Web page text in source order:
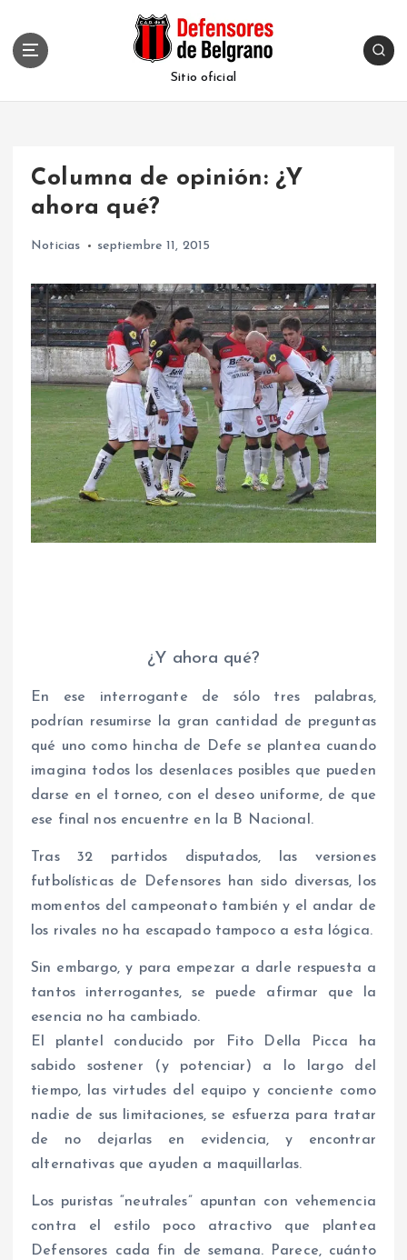
Sitio oficial
Columna de opinión: ¿Y
ahora qué?
Noticias septiembre 11, 2015
¿Y ahora qué?
En ese interrogante de sólo tres palabras,
podrían resumirse la gran cantidad de preguntas
qué uno como hincha de Defe se plantea cuando
imagina todos los desenlaces posibles que pueden
darse en el torneo, con el deseo uniforme, de que
ese final nos encuentre en la B Nacional.
Tras 32 partidos disputados, las versiones
futbolísticas de Defensores han sido diversas, los
momentos del campeonato también y el andar de
los rivales no ha escapado tampoco a esta lógica.
Sin embargo, y para empezar a darle respuesta a
tantos interrogantes, se puede afirmar que la
esencia no ha cambiado.
El plantel conducido por Fito Della Picca ha
sabido sostener (y potenciar) a lo largo del
tiempo, las virtudes del equipo y conciente como
nadie de sus limitaciones, se esfuerza para tratar
de no dejarlas en evidencia, y encontrar
alternativas que ayuden a maquillarlas.
Los puristas “neutrales” apuntan con vehemencia
contra el estilo poco atractivo que plantea
Defensores cada fin de semana. Parece, cuánto